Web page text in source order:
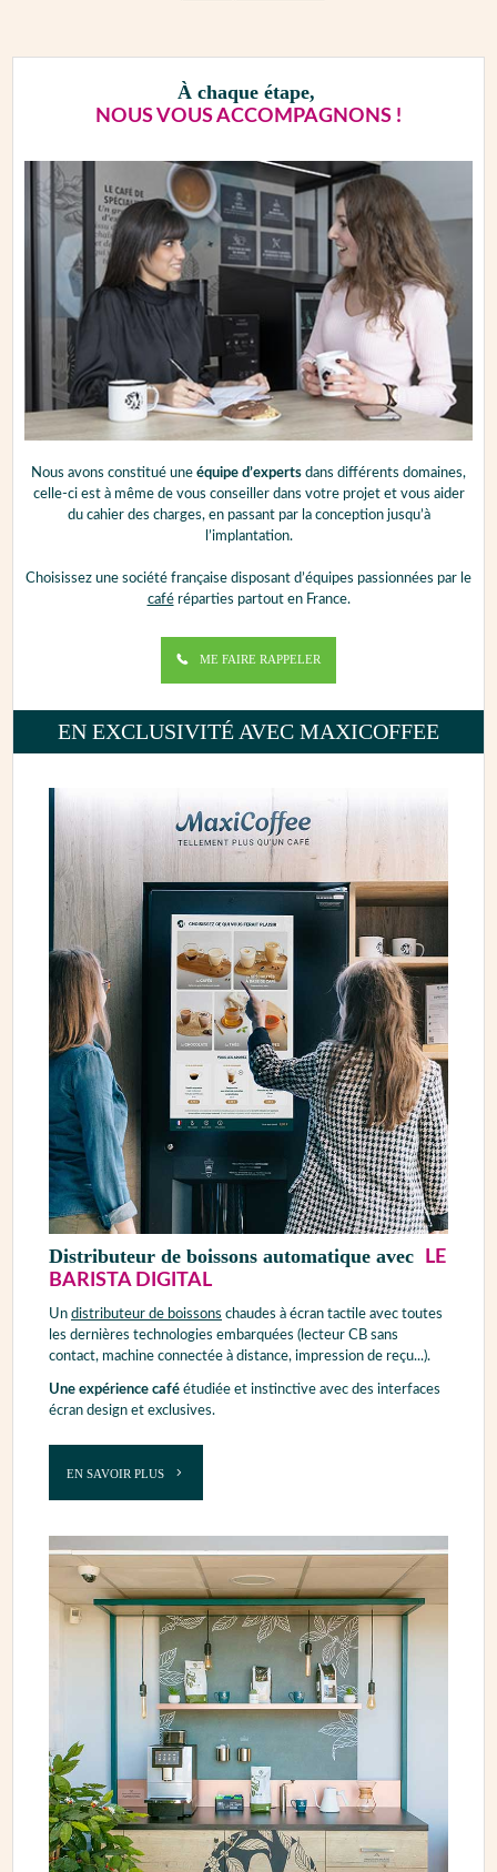
À chaque étape,
NOUS VOUS ACCOMPAGNONS !
Nous avons constitué une équipe d’experts dans différents domaines,
celle-ci est à même de vous conseiller dans votre projet et vous aider
du cahier des charges, en passant par la conception jusqu’à
l’implantation.
Choisissez une société française disposant d’équipes passionnées par le
caféréparties partout en France.
ME FAIRE RAPPELER
EN EXCLUSIVITÉ AVEC MAXICOFFEE
Distributeur de boissons automatique avec
LE
BARISTA DIGITAL
Un distributeur de boissons chaudes à écran tactile avec toutes
les dernières technologies embarquées (lecteur CB sans
contact, machine connectée à distance, impression de reçu...).
Une expérience café étudiée et instinctive avec des interfaces
écran design et exclusives.
EN SAVOIR PLUS